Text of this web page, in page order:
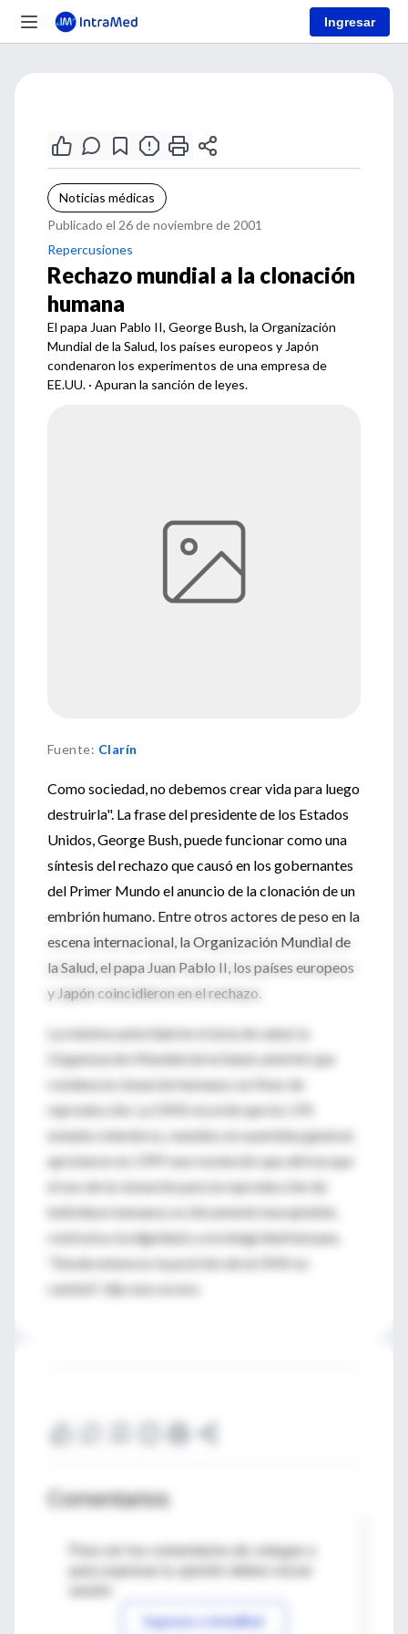
Ingresar
Noticias médicas
Publicado el 26 de noviembre de 2001
Repercusiones
Rechazo mundial a la clonación
humana
El papa Juan Pablo II, George Bush, la Organización
Mundial de la Salud, los países europeos y Japón
condenaron los experimentos de una empresa de
EE.UU. · Apuran la sanción de leyes.
Fuente: Clarín
Como sociedad, no debemos crear vida para luego
destruirla". La frase del presidente de los Estados
Unidos, George Bush, puede funcionar como una
síntesis del rechazo que causó en los gobernantes
del Primer Mundo el anuncio de la clonación de un
embrión humano. Entre otros actores de peso en la
escena internacional, la Organización Mundial de
la Salud, el papa Juan Pablo II, los países europeos
y Japón coincidieron en el rechazo.
La máxima autoridad en el área de salud, la
Organización Mundial de la Salud, advirtió que
condena la clonación humana con fines de
reproducción. La OMS recordó que los 191
estados miembros, reunidos en asamblea general,
aprobaron en 1997 una resolución que afirma que
el uso de la clonación para la reproducción de
individuos humanos es éticamente inaceptable,
contraria a la dignidad y a la integridad humana.
"Desde entonces la posición de la OMS no
cambió", dijo una vocera.
Comentarios
Para ver los comentarios de colegas o
Ingresar a IntraMed